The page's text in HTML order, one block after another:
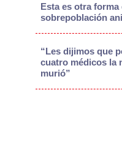
Esta es otra
sobrepoblación
“Les dijimos que
cuatro médicos la
murió”